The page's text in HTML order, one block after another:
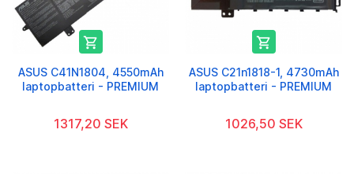

ASUS C41N1804, 4550mAh
laptopbatteri - PREMIUM
1317,20 SEK

ASUS C21n1818-1, 4730mAh
laptopbatteri - PREMIUM
1026,50 SEK